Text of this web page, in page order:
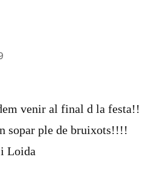
venir al final d la festa!!
sopar ple de bruixots!!!!
Loida